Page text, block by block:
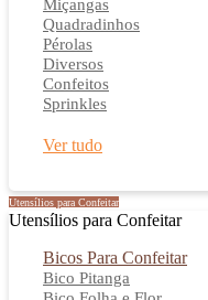
Miçangas
Quadradinhos
Pérolas
Diversos
Confeitos
Sprinkles
Ver tudo
Utensílios para Confeitar
Utensílios para Confeitar
Bicos Para Confeitar
Bico Pitanga